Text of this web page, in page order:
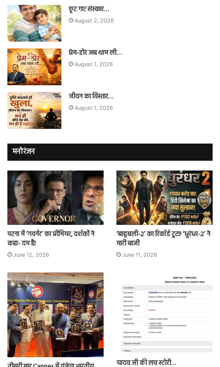
छूट गए संस्कार…
August 2, 2026
प्रेम-डोर जब थाम ली…
August 1, 2026
जीवन का विस्तार…
August 1, 2026
मनोरंजन
पटना में ‘गवर्नर’ का प्रीमियर, दर्शकों ने
कहा- दम है!
June 12, 2026
‘बाहुबली-2’ का रिकॉर्ड टूटा! ‘धुरंधर-2’ ने
मारी बाजी
June 11, 2026
यादव जी की लव स्टोरी…